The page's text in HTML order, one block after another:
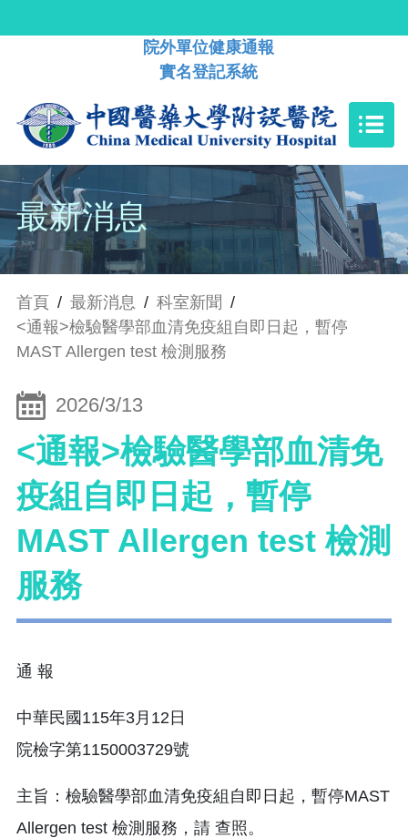
院外單位健康通報
實名登記系統
最新消息
首頁 / 最新消息 / 科室新聞 /
<通報>檢驗醫學部血清免疫組自即日起，暫停
MAST Allergen test 檢測服務
2026/3/13
<通報>檢驗醫學部血清免
疫組自即日起，暫停
MAST Allergen test 檢測
服務
通 報
中華民國115年3月12日
院檢字第1150003729號
主旨：檢驗醫學部血清免疫組自即日起，暫停MAST
Allergen test 檢測服務，請 查照。